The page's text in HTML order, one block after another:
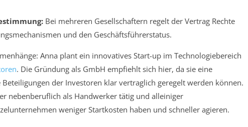
Bei mehreren Gesellschaftern regelt der Vertrag Rechte
und den Geschäftsführerstatus.
Anna plant ein innovatives Start-up im Technologiebereich
. Die Gründung als GmbH empfiehlt sich hier, da sie eine
der Investoren klar vertraglich geregelt werden können.
nebenberuflich als Handwerker tätig und alleiniger
weniger Startkosten haben und schneller agieren.